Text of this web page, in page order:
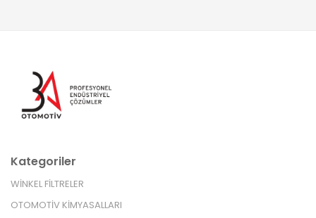
Kategoriler
WİNKEL FİLTRELER
OTOMOTİV KİMYASALLARI